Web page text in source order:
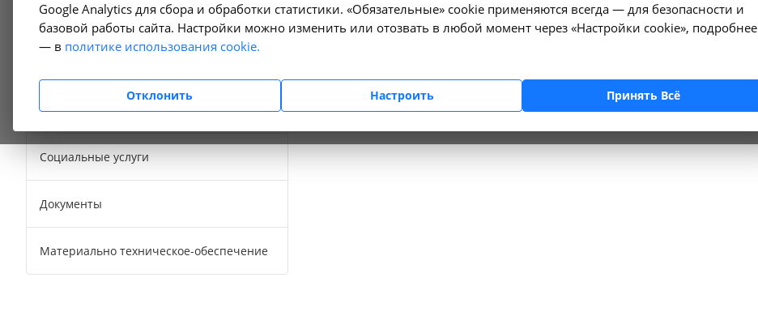
Структура
Сотрудники
Социальные услуги
Документы
Материально техническое-обеспечение
Google Analytics для сбора и обработки статистики. «Обязательные» cookie применяются всегда — для безопасности и
базовой работы сайта. Настройки можно изменить или отозвать в любой момент через «Настройки cookie», подробнее
— в политике использования cookie.
Отклонить Настроить Принять Всё